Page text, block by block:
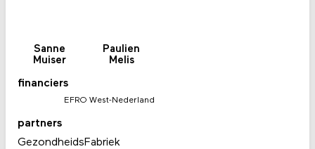
Sanne
Muiser
Paulien
Melis
financiers
EFRO West-Nederland
partners
GezondheidsFabriek